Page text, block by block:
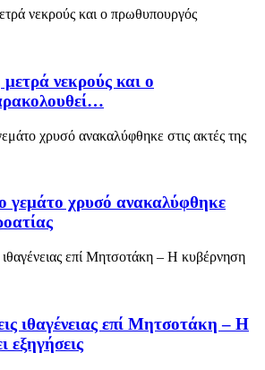
νεκρούς και ο
γεμάτο χρυσό ανακαλύφθηκε
ιθαγένειας επί Μητσοτάκη – Η
εξηγήσεις